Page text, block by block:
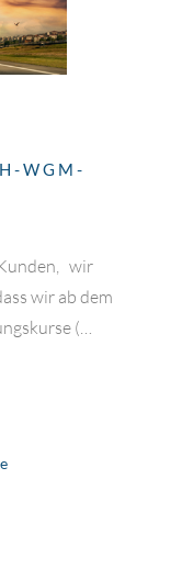
WGM-
wir
wir ab dem
(…